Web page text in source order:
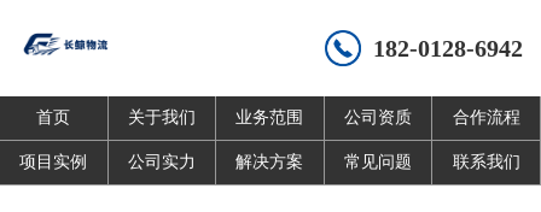
182-0128-6942
首页 关于我们 业务范围 公司资质 合作流程
项目实例 公司实力 解决方案 常见问题 联系我们